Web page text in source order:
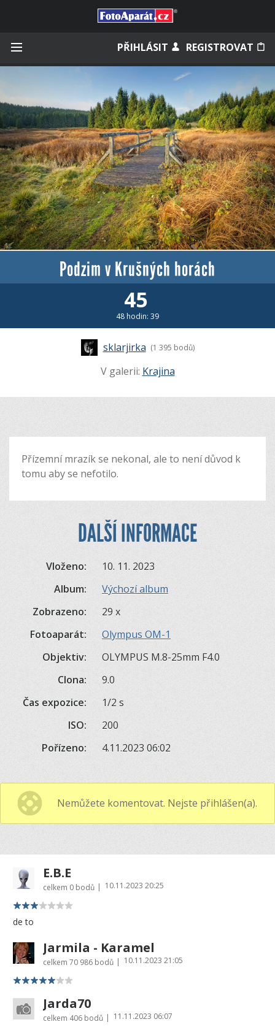
PŘIHLÁSIT REGISTROVAT
Zapamatovat
Zapomněli jste heslo?
Měli jste účet na starém webu?
Podzim v Krušných horách
45
48 hodin: 39
sklarjirka (1 395 bodů)
V galerii: Krajina
Přízemní mrazík se nekonal, ale to není důvod k
tomu aby se nefotilo.
DALŠÍ INFORMACE
Vloženo:
10. 11. 2023
Album:
Výchozí album
Zobrazeno:
29 x
Fotoaparát:
Olympus OM-1
Objektiv:
OLYMPUS M.8-25mm F4.0
Clona:
9.0
Čas expozice:
1/2 s
ISO:
200
Pořízeno:
4.11.2023 06:02
Nemůžete komentovat. Nejste přihlášen(a).
E.B.E
celkem 0 bodů | 10.11.2023 20:25
de to
Jarmila - Karamel
celkem 70 986 bodů | 10.11.2023 21:05
Jarda70
celkem 406 bodů | 11.11.2023 06:07